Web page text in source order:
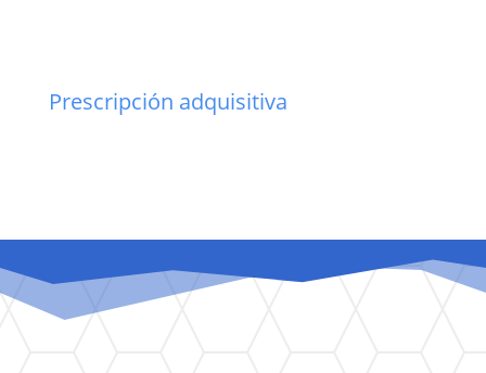
Prescripción adquisitiva